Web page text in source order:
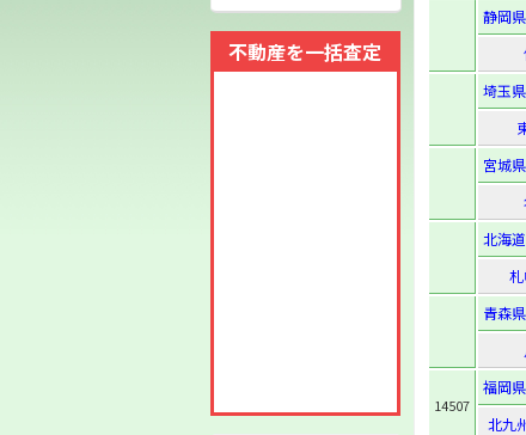
不動産を一括査定
静岡県
埼玉県
宮城県
北海道
青森県
14507
福岡県
北九